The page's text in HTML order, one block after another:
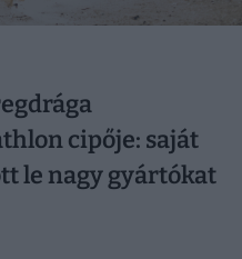
cipője: saját
le nagy gyártókat